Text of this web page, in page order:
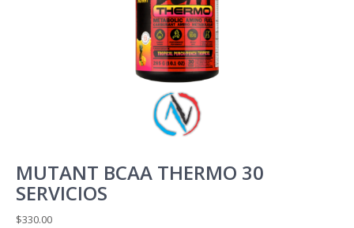
MUTANT BCAA THERMO 30
SERVICIOS
$330.00